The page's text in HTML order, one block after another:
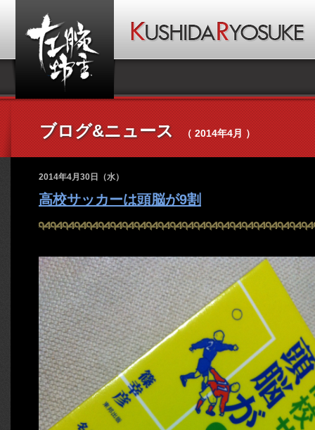
ブログ&ニュース （ 2014年4月 ）
2014年4月30日（水）
高校サッカーは頭脳が9割